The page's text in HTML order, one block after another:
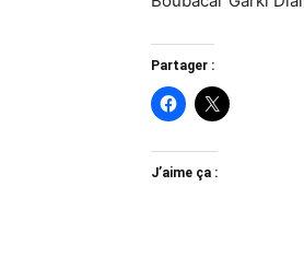
Partager :
J’aime ça :